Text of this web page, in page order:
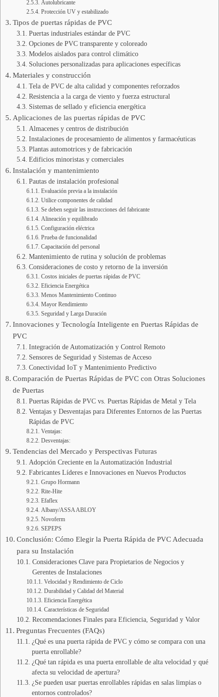
Autolubricante
Protección UV y estabilizado
Tipos de puertas rápidas de PVC
Puertas industriales estándar de PVC
Opciones de PVC transparente y coloreado
Modelos aislados para control climático
Soluciones personalizadas para aplicaciones específicas
Materiales y construcción
Tela de PVC de alta calidad y componentes reforzados
Resistencia a la carga de viento y fuerza estructural
Sistemas de sellado y eficiencia energética
Aplicaciones de las puertas rápidas de PVC
Almacenes y centros de distribución
Instalaciones de procesamiento de alimentos y farmacéuticas
Plantas automotrices y de fabricación
Edificios minoristas y comerciales
Instalación y mantenimiento
Pautas de instalación profesional
Evaluación previa a la instalación
Utilice componentes de calidad
Se deben seguir las instrucciones del fabricante
Alineación y equilibrado
Configuración eléctrica
Prueba de funcionalidad
Capacitación del personal
Mantenimiento de rutina y solución de problemas
Consideraciones de costo y retorno de la inversión
Costos iniciales de puertas rápidas de PVC
Eficiencia Energética
Menos Mantenimiento Continuo
Mayor Rendimiento
Seguridad y Larga Duración
Innovaciones y Tecnología Inteligente en Puertas Rápidas de
PVC
Integración de Automatización y Control Remoto
Sensores de Seguridad y Sistemas de Acceso
Conectividad IoT y Mantenimiento Predictivo
Comparación de Puertas Rápidas de PVC con Otras Soluciones
de Puertas
Puertas Rápidas de PVC vs. Puertas Rápidas de Metal y Tela
Ventajas y Desventajas para Diferentes Entornos de las Puertas
Rápidas de PVC
Ventajas:
Desventajas:
Tendencias del Mercado y Perspectivas Futuras
Adopción Creciente en la Automatización Industrial
Fabricantes Líderes e Innovaciones en Nuevos Productos
Grupo Hormann
Rite-Hite
Efaflex
Albany/ASSA ABLOY
Novoferm
SEPEPS
Conclusión: Cómo Elegir la Puerta Rápida de PVC Adecuada
para su Instalación
Consideraciones Clave para Propietarios de Negocios y
Gerentes de Instalaciones
Velocidad y Rendimiento de Ciclo
Durabilidad y Calidad del Material
Eficiencia Energética
Características de Seguridad
Recomendaciones Finales para Eficiencia, Seguridad y Valor
Preguntas Frecuentes (FAQs)
¿Qué es una puerta rápida de PVC y cómo se compara con una
puerta enrollable?
¿Qué tan rápida es una puerta enrollable de alta velocidad y qué
afecta su velocidad de apertura?
¿Se pueden usar puertas enrollables rápidas en salas limpias o
entornos controlados?